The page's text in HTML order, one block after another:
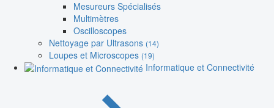
Mesureurs Spécialisés
Multimètres
Oscilloscopes
Nettoyage par Ultrasons (14)
Loupes et Microscopes (19)
Informatique et Connectivité